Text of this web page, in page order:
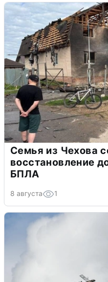
Семья из Чехова
восстановление
БПЛА
8 августа 1